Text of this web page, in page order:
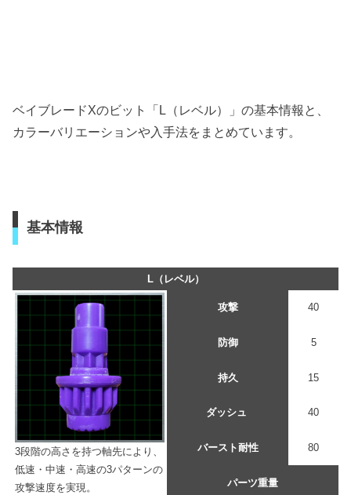
ベイブレードXのビット「L（レベル）」の基本情報と、
カラーバリエーションや入手法をまとめています。
基本情報
L（レベル）
3段階の高さを持つ軸先により、
低速・中速・高速の3パターンの
攻撃速度を実現。
攻撃 40
防御 5
持久 15
ダッシュ 40
バースト耐性 80
パーツ重量